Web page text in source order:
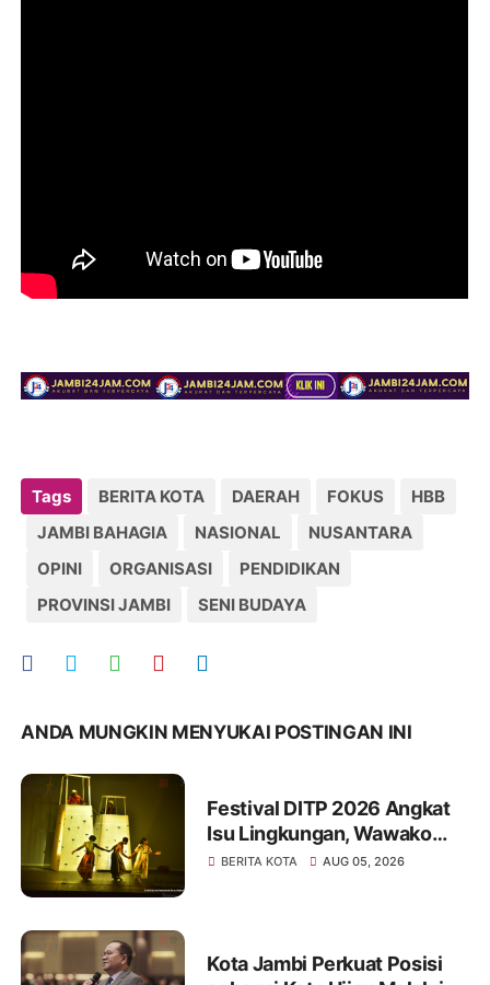
Tags BERITA KOTA DAERAH FOKUS
HBB
JAMBI BAHAGIA
NASIONAL
NUSANTARA
OPINI
ORGANISASI
PENDIDIKAN
PROVINSI JAMBI
SENI BUDAYA
ANDA MUNGKIN MENYUKAI POSTINGAN INI
Festival DITP 2026 Angkat
Isu Lingkungan, Wawako
Diza Apresiasi Karya
BERITA KOTA AUG 05, 2026
Kota Jambi Perkuat Posisi